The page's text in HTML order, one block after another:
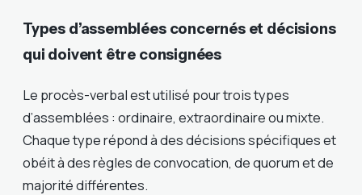
Types d’assemblées concernés et décisions
qui doivent être consignées
Le procès-verbal est utilisé pour trois types
d’assemblées : ordinaire, extraordinaire ou mixte.
Chaque type répond à des décisions spécifiques et
obéit à des règles de convocation, de quorum et de
majorité différentes.